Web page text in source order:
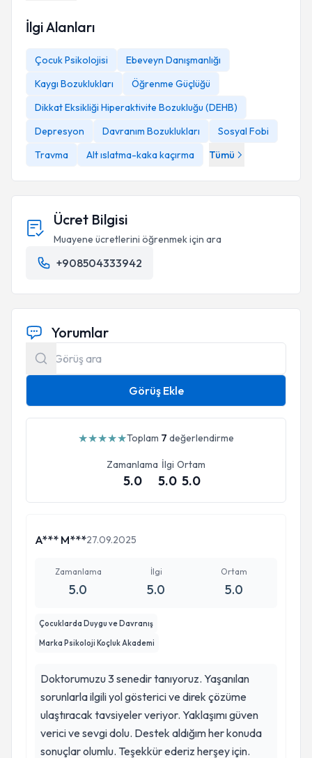
Aldığı Eğitimler:
Oyuncakların Sembolik Anlamları- Byron Norton
Deneyimsel Oyun Terapisi 1. Düzey Eğitimi- Nilüfer
Çocuk Değerlendirme Testleri- Uzm. Psikolog Çağla
Selveroğlu
Psikolojik Danışmanlık ve Eğitimlerde Metafor, Oyun
ve Terapötik Kartların Kullanımı-Yrd. Doç. Dr. Nevin
Dölek
Çocuk ve Ergende Bilişsel Davranışçı Terapi – Doç. Dr.
Serap Tekinsav Sütcü
Aile Terapileri- Doç. Dr. Serap Tekinsav Sütcü
Attentıoner Dikkatimi Topluyorum Terapi Programı -
Uzm.Dr. Hülya Bingöl Çağlayan
İlgi Alanları
Çocuk Psikolojisi
Ebeveyn Danışmanlığı
Kaygı Bozuklukları
Öğrenme Güçlüğü
Dikkat Eksikliği Hiperaktivite Bozukluğu (DEHB)
Depresyon
Davranım Bozuklukları
Sosyal Fobi
Travma
Alt ıslatma-kaka kaçırma Tümü
Ücret Bilgisi
Muayene ücretlerini öğrenmek için ara
+908504333942
Yorumlar
Görüş Ekle
★★★★★Toplam 7 değerlendirme
Zamanlama
5.0
İlgi
5.0
Ortam
5.0
A*** M***27.09.2025
Zamanlama
5.0
İlgi
5.0
Ortam
5.0
Çocuklarda Duygu ve Davranış
Marka Psikoloji Koçluk Akademi
Doktorumuzu 3 senedir tanıyoruz. Yaşanılan
sorunlarla ilgili yol gösterici ve direk çözüme
ulaştıracak tavsiyeler veriyor. Yaklaşımı güven
verici ve sevgi dolu. Destek aldığım her konuda
sonuçlar olumlu. Teşekkür ederiz herşey için.